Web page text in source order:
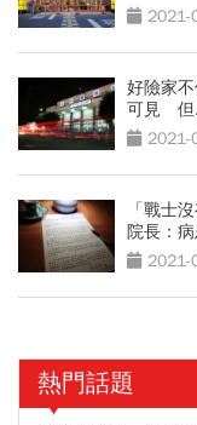
2021-
好險家
可見 但
2021-
「戰士
院長：
2021-
熱門話題